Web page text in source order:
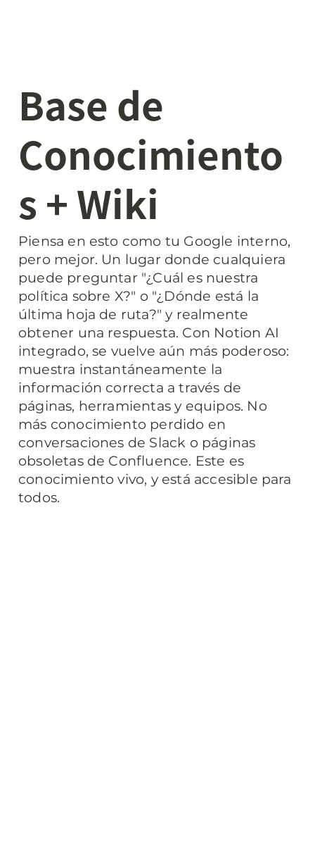
Base de
Conocimiento
s + Wiki
Piensa en esto como tu Google interno,
pero mejor. Un lugar donde cualquiera
puede preguntar "¿Cuál es nuestra
política sobre X?" o "¿Dónde está la
última hoja de ruta?" y realmente
obtener una respuesta. Con Notion AI
integrado, se vuelve aún más poderoso:
muestra instantáneamente la
información correcta a través de
páginas, herramientas y equipos. No
más conocimiento perdido en
conversaciones de Slack o páginas
obsoletas de Confluence. Este es
conocimiento vivo, y está accesible para
todos.